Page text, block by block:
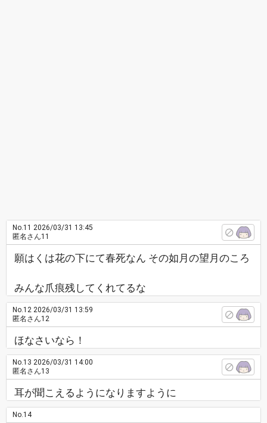
No.11 2026/03/31 13:45
匿名さん11
願はくは花の下にて春死なん その如月の望月のころ
みんな爪痕残してくれてるな
No.12 2026/03/31 13:59
匿名さん12
ほなさいなら！
No.13 2026/03/31 14:00
匿名さん13
耳が聞こえるようになりますように
No.14